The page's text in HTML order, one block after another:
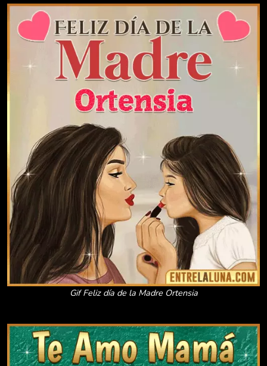
Gif Feliz día de la Madre Ortensia